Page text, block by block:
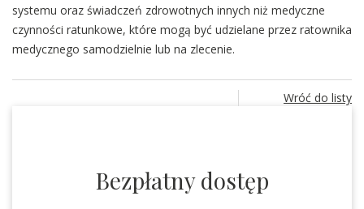
systemu oraz świadczeń zdrowotnych innych niż medyczne
czynności ratunkowe, które mogą być udzielane przez ratownika
medycznego samodzielnie lub na zlecenie.
Wróć do listy
Bezpłatny dostęp